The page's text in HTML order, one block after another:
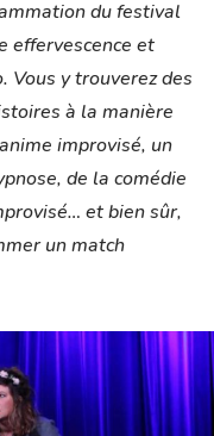
du festival
effervescence et
Vous y trouverez des
à la manière
improvisé, un
de la comédie
et bien sûr,
un match